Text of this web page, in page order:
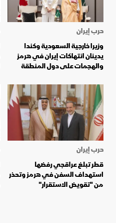
حرب إيران
وزيرا خارجية السعودية وكندا
يدينان انتهاكات إيران في هرمز
والهجمات على دول المنطقة
حرب إيران
قطر تبلغ عراقجي رفضها
استهداف السفن في هرمز وتحذر
من "تقويض الاستقرار"